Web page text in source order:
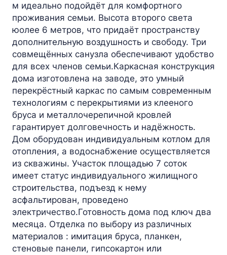
м идеально подойдёт для комфортного
проживания семьи. Высота второго света
юолее 6 метров, что придаёт пространству
дополнительную воздушность и свободу. Три
совмещённых санузла обеспечивают удобство
для всех членов семьи.Каркасная конструкция
дома изготовлена на заводе, это умный
перекрёстный каркас по самым современным
технологиям с перекрытиями из клееного
бруса и металлочерепичной кровлей
гарантирует долговечность и надёжность.
Дом оборудован индивидуальным котлом для
отопления, а водоснабжение осуществляется
из скважины. Участок площадью 7 соток
имеет статус индивидуального жилищного
строительства, подъезд к нему
асфальтирован, проведено
электричество.Готовность дома под ключ два
месяца. Отделка по выбору из различных
материалов : имитация бруса, планкен,
стеновые панели, гипсокартон или